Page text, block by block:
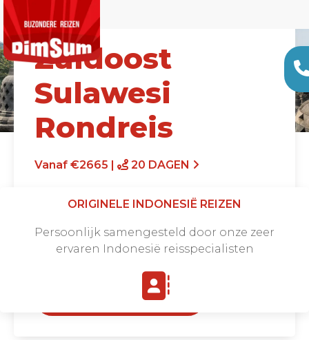
Zuidoost
Sulawesi
Rondreis
Vanaf €2665 | 20 DAGEN
Offerte aanvragen
ORIGINELE INDONESIË REIZEN
Persoonlijk samengesteld door onze zeer
ervaren Indonesië reisspecialisten